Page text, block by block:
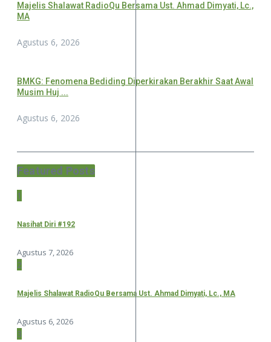
Majelis Shalawat RadioQu Bersama Ust. Ahmad Dimyati, Lc.,
MA
Agustus 6, 2026
BMKG: Fenomena Bediding Diperkirakan Berakhir Saat Awal
Musim Huj ...
Agustus 6, 2026
Featured Posts
1
Nasihat Diri #192
Agustus 7, 2026
2
Majelis Shalawat RadioQu Bersama Ust. Ahmad Dimyati, Lc., MA
Agustus 6, 2026
3